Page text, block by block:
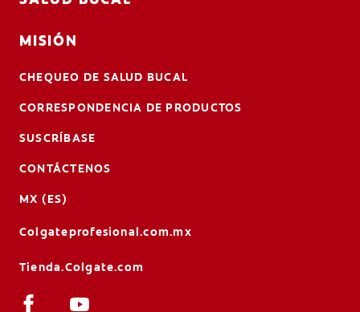
MISIÓN
CHEQUEO DE SALUD BUCAL
CORRESPONDENCIA DE PRODUCTOS
SUSCRÍBASE
CONTÁCTENOS
MX (ES)
Colgateprofesional.com.mx
Tienda.Colgate.com